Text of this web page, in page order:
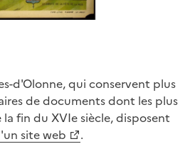
d'Olonne, qui conservent plus
de documents dont les plus
fin du XVIe siècle, disposent
site web
.